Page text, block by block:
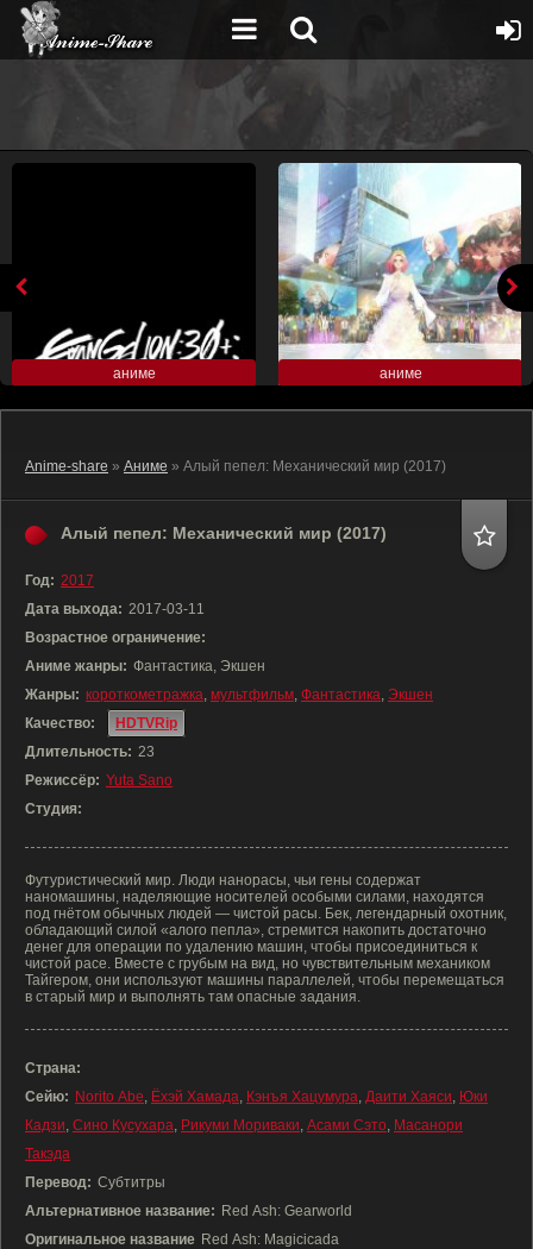
аниме аниме
Anime-share » Аниме » Алый пепел: Механический мир (2017)
Алый пепел: Механический мир (2017)
Год: 2017
Дата выхода: 2017-03-11
Возрастное ограничение:
Аниме жанры: Фантастика, Экшен
Жанры: короткометражка, мультфильм, Фантастика, Экшен
Качество:
HDTVRip
Длительность: 23
Режиссёр: Yuta Sano
Студия:
Футуристический мир. Люди нанорасы, чьи гены содержат
наномашины, наделяющие носителей особыми силами, находятся
под гнётом обычных людей — чистой расы. Бек, легендарный охотник,
обладающий силой «алого пепла», стремится накопить достаточно
денег для операции по удалению машин, чтобы присоединиться к
чистой расе. Вместе с грубым на вид, но чувствительным механиком
Тайгером, они используют машины параллелей, чтобы перемещаться
в старый мир и выполнять там опасные задания.
Страна:
Сейю: Norito Abe, Ёхэй Хамада, Кэнъя Хацумура, Даити Хаяси, Юки
Кадзи, Сино Кусухара, Рикуми Мориваки, Асами Сэто, Масанори
Такэда
Перевод: Субтитры
Альтернативное название: Red Ash: Gearworld
Оригинальное название Red Ash: Magicicada